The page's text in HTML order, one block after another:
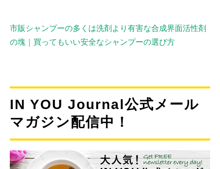
市販シャンプーの多くは洗剤より有害な合成界面活性剤
の塊｜買ってもいい安全なシャンプーの選び方
IN YOU Journal公式メール
マガジン配信中！